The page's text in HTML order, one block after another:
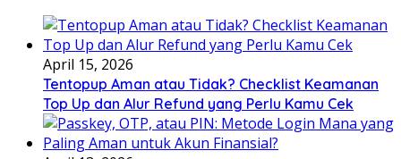
April 15, 2026
Tentopup Aman atau Tidak? Checklist Keamanan
Top Up dan Alur Refund yang Perlu Kamu Cek